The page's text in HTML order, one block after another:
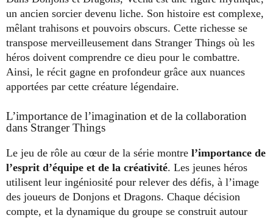
un ancien sorcier devenu liche. Son histoire est complexe,
mêlant trahisons et pouvoirs obscurs. Cette richesse se
transpose merveilleusement dans Stranger Things où les
héros doivent comprendre ce dieu pour le combattre.
Ainsi, le récit gagne en profondeur grâce aux nuances
apportées par cette créature légendaire.
L’importance de l’imagination et de la collaboration
dans Stranger Things
Le jeu de rôle au cœur de la série montre l’importance de
l’esprit d’équipe et de la créativité. Les jeunes héros
utilisent leur ingéniosité pour relever des défis, à l’image
des joueurs de Donjons et Dragons. Chaque décision
compte, et la dynamique du groupe se construit autour